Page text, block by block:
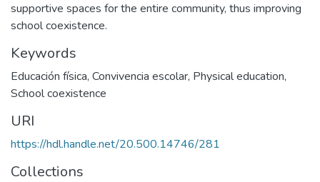
supportive spaces for the entire community, thus improving
school coexistence.
Keywords
Educación física, Convivencia escolar, Physical education,
School coexistence
URI
https://hdl.handle.net/20.500.14746/281
Collections